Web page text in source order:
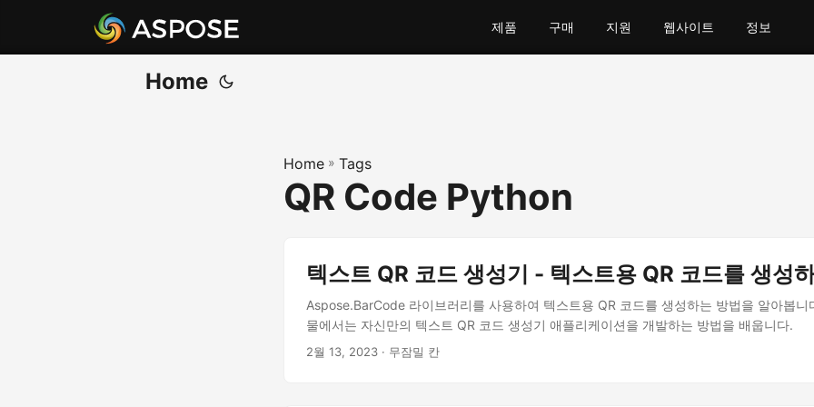
제품 구매 지원 웹사이트 정보
Home
Home » Tags
QR Code Python
텍스트 QR 코드 생성기 - 텍스트용 QR 코드를 생성
Aspose.BarCode 라이브러리를 사용하여 텍스트용 QR 코드를 생성하는 방법을 알아봅니
물에서는 자신만의 텍스트 QR 코드 생성기 애플리케이션을 개발하는 방법을 배웁니다.
2월 13, 2023 · 무잠밀 칸